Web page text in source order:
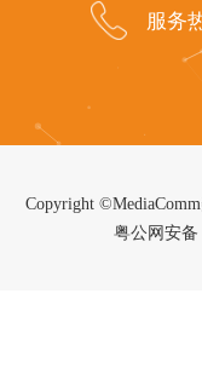
服务
Copyright
粤公网安备